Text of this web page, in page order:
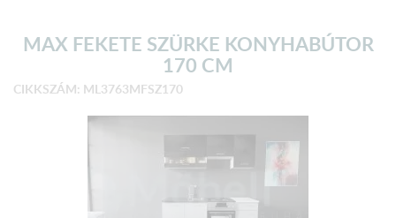
MAX FEKETE SZÜRKE KONYHABÚTOR
170 CM
CIKKSZÁM: ML3763MFSZ170